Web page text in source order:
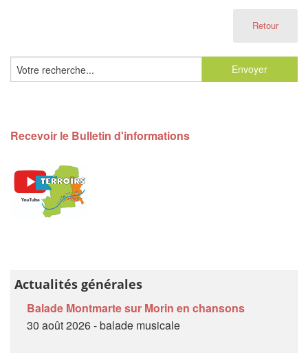
Retour
Recevoir le Bulletin d'informations
Actualités générales
Balade Montmarte sur Morin en chansons
30 août 2026 - balade musicale